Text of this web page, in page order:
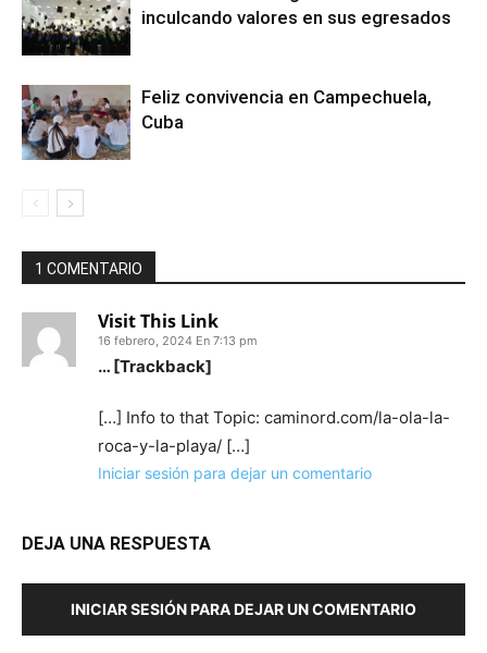
inculcando valores en sus egresados
Feliz convivencia en Campechuela,
Cuba
1 COMENTARIO
Visit This Link
16 febrero, 2024 En 7:13 pm
… [Trackback]
[…] Info to that Topic: caminord.com/la-ola-la-
roca-y-la-playa/ […]
Iniciar sesión para dejar un comentario
DEJA UNA RESPUESTA
INICIAR SESIÓN PARA DEJAR UN COMENTARIO